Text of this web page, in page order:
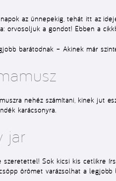
az ünnepekig, tehát itt az
orvosoljuk a gondot! Ebben a
barátodnak – Akinek már
nehéz számítani, kinek jut
karácsonyra.
jar
Sok kicsi kis cetlikre
örömet varázsolhat a legjobb